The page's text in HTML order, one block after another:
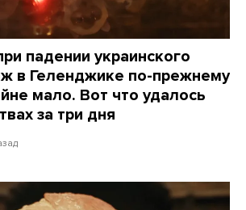
падении украинского
в Геленджике по-прежнему
мало. Вот что удалось
за три дня